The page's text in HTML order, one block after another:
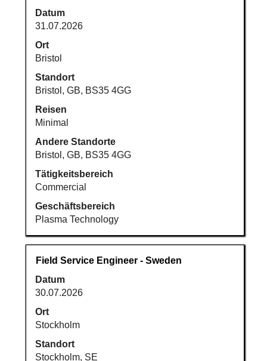
Datum
31.07.2026
Ort
Bristol
Standort
Bristol, GB, BS35 4GG
Reisen
Minimal
Andere Standorte
Bristol, GB, BS35 4GG
Tätigkeitsbereich
Commercial
Geschäftsbereich
Plasma Technology
Sie
die
Leertaste,
um
die
Stelleninformationen
vollständig
anzuzeigen.
Stellenbezeichnung
Field Service Engineer - Sweden
Datum
30.07.2026
Ort
Stockholm
Standort
Stockholm, SE
Drücken
Sie
die
Leertaste,
um
die
Stelleninformationen
vollständig